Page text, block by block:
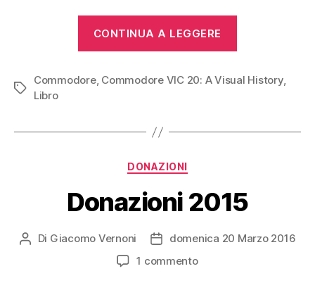
CONTINUA A LEGGERE
“Commodore
Tag
Commodore, Commodore VIC 20: A Visual History,
Libro
Categorie
DONAZIONI
Donazioni 2015
Autore
Di Giacomo Vernoni
Data
dell'articolo
domenica 20 Marzo 2016
1 commentosu